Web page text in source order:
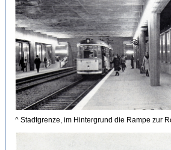
^ Stadtgrenze, im Hintergrund die Rampe zur